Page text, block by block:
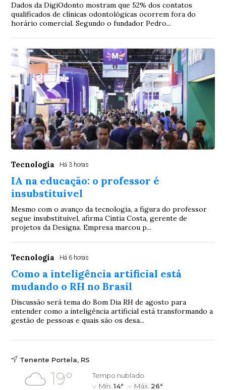
Dados da DigiOdonto mostram que 52% dos contatos
qualificados de clínicas odontológicas ocorrem fora do
horário comercial. Segundo o fundador Pedro...
Tecnologia Há 3 horas
IA na educação: o professor é
insubstituível
Mesmo com o avanço da tecnologia, a figura do professor
segue insubstituível, afirma Cíntia Costa, gerente de
projetos da Designa. Empresa marcou p...
Tecnologia Há 6 horas
Como a inteligência artificial está
mudando o RH no Brasil
Discussão será tema do Bom Dia RH de agosto para
entender como a inteligência artificial está transformando a
gestão de pessoas e quais são os desa...
Tenente Portela, RS
19°
Tempo nublado
Mín.14° Máx. 26°